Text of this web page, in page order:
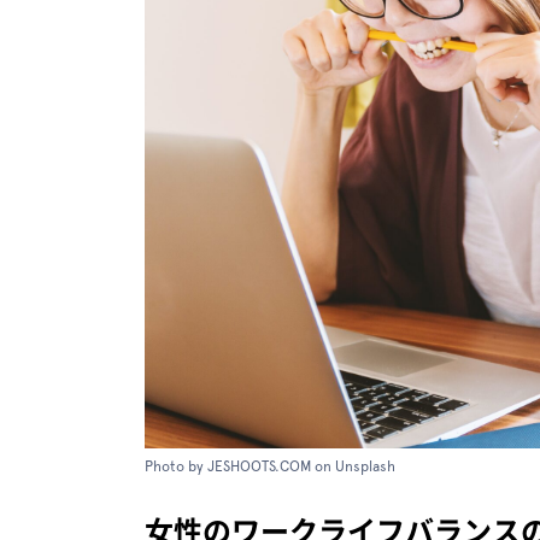
Photo by JESHOOTS.COM on Unsplash
女性のワークライフバランス